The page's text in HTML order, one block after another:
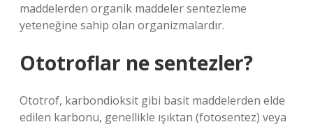
maddelerden organik maddeler sentezleme
yeteneğine sahip olan organizmalardır.
Ototroflar ne sentezler?
Ototrof, karbondioksit gibi basit maddelerden elde
edilen karbonu, genellikle ışıktan (fotosentez) veya